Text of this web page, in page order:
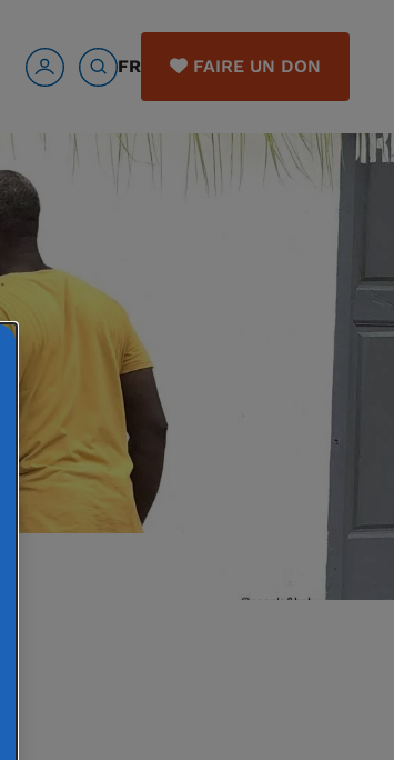
FR FAIRE UN DON